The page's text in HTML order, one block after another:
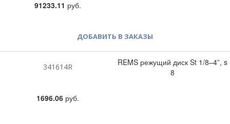
91233.11 руб.
ДОБАВИТЬ В ЗАКАЗЫ
341614R
REMS режущий диск St 1/8–4”, s
8
1696.06руб.